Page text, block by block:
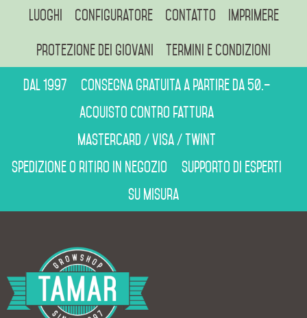
Luoghi Configuratore Contatto Imprimere
Protezione dei giovani Termini e condizioni
Dal 1997
Consegna gratuita a partire da 50.–
Acquisto contro fattura
Mastercard / Visa / Twint
Spedizione o ritiro in negozio
Supporto di esperti
Su misura